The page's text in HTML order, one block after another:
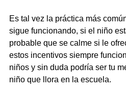
Es tal vez la práctica más
sigue funcionando, si el niño
probable que se calme si le
estos incentivos siempre
niños y sin duda podría ser tu
niño que llora en la escuela.